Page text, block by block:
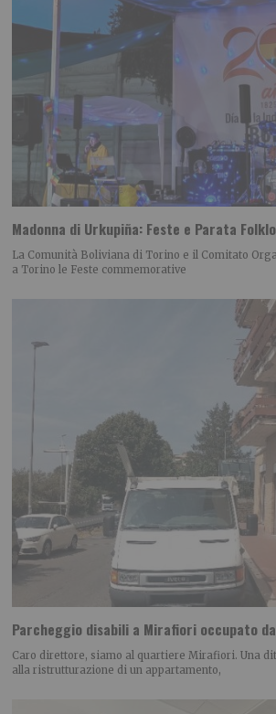
Madonna di Urkupiña: Feste e Parata
La Comunità Boliviana di Torino e il Comitato
a Torino le Feste commemorative
Parcheggio disabili a Mirafiori occupato
Caro direttore, siamo al quartiere Mirafiori. Una
alla ristrutturazione di un appartamento,